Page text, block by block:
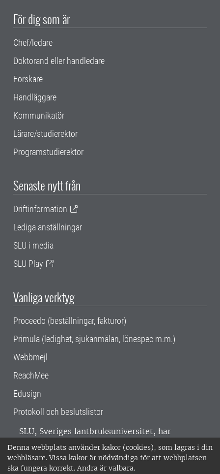
Denna webbplats använder kakor (cookies), som lagras i din
webbläsare. Vissa kakor är nödvändiga för att webbplatsen
ska fungera korrekt. Andra är valbara.
För dig som är
Chef/ledare
Doktorand eller handledare
Forskare
Handläggare
Kommunikatör
Lärare/studierektor
Programstudierektor
Senaste nytt från
Driftinformation
Lediga anställningar
SLU i media
SLU Play
Vanliga verktyg
Proceedo (beställningar, fakturor)
Primula (ledighet, sjukanmälan, lönespec m.m.)
Webbmejl
ReachMee
Edusign
Protokoll och beslutslistor
SLU, Sveriges lantbruksuniversitet, har
verksamhet över hela Sverige. Huvudorter är
Alnarp, Uppsala och Umeå.SLU är
miljöcertifierat enligt ISO 14001. •